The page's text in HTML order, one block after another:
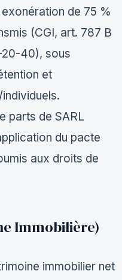
de 75 %
(CGI, art. 787 B
20-40), sous
et
parts de SARL
du pacte
aux droits de
Immobilière)
immobilier net